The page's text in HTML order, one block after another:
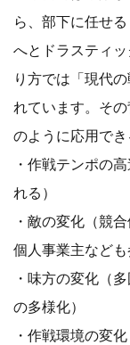
ら、部下に任せ
へとドラスティ
り方では「現代
れています。そ
のように応用でき
・作戦テンポの
れる）
・敵の変化（競
個人事業主なども
・味方の変化（
の多様化）
・作戦環境の変